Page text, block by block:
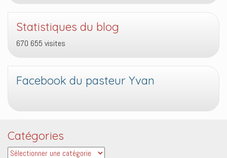
Statistiques du blog
670 655 visites
Facebook du pasteur Yvan
Catégories
Catégories